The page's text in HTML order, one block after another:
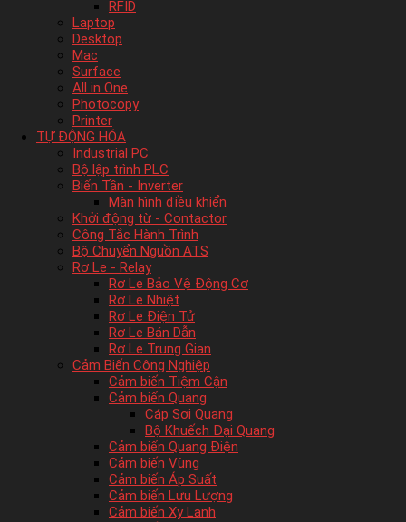
RFID
Laptop
Desktop
Mac
Surface
All in One
Photocopy
Printer
TỰ ĐỘNG HÓA
Industrial PC
Bộ lập trình PLC
Biến Tần - Inverter
Màn hình điều khiển
Khởi động từ - Contactor
Công Tắc Hành Trình
Bộ Chuyển Nguồn ATS
Rơ Le - Relay
Rơ Le Bảo Vệ Động Cơ
Rơ Le Nhiệt
Rơ Le Điện Tử
Rơ Le Bán Dẫn
Rơ Le Trung Gian
Cảm Biến Công Nghiệp
Cảm biến Tiệm Cận
Cảm biến Quang
Cáp Sợi Quang
Bộ Khuếch Đại Quang
Cảm biến Quang Điện
Cảm biến Vùng
Cảm biến Áp Suất
Cảm biến Lưu Lượng
Cảm biến Xy Lanh